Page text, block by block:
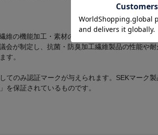
維の機能加工・素材の性能と安全性を認証する任
会が制定し、抗菌・防臭加工繊維製品の性能や
す。
てのみ認証マークが与えられます。SEKマーク
を保証されているものです。